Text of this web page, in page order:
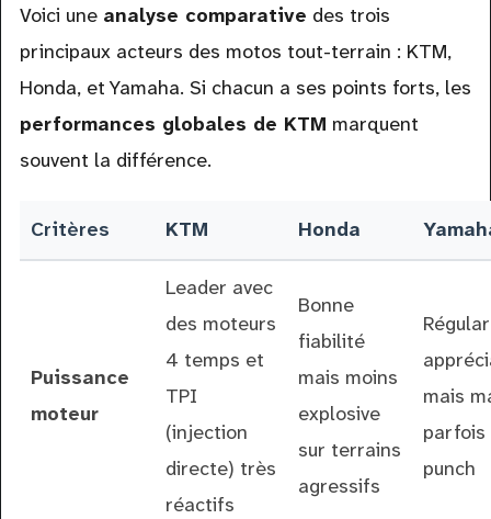
Voici une analyse comparative des trois
principaux acteurs des motos tout-terrain : KTM,
Honda, et Yamaha. Si chacun a ses points forts, les
performances globales de KTM marquent
souvent la différence.
Critères KTM Honda
Puissance
moteur
Leader avec
des moteurs
4 temps et
TPI
(injection
directe) très
réactifs
Bonne
fiabilité
mais moins
explosive
sur terrains
agressifs
mais
parfois
punch